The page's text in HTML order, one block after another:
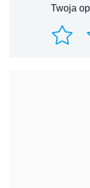
Twoja